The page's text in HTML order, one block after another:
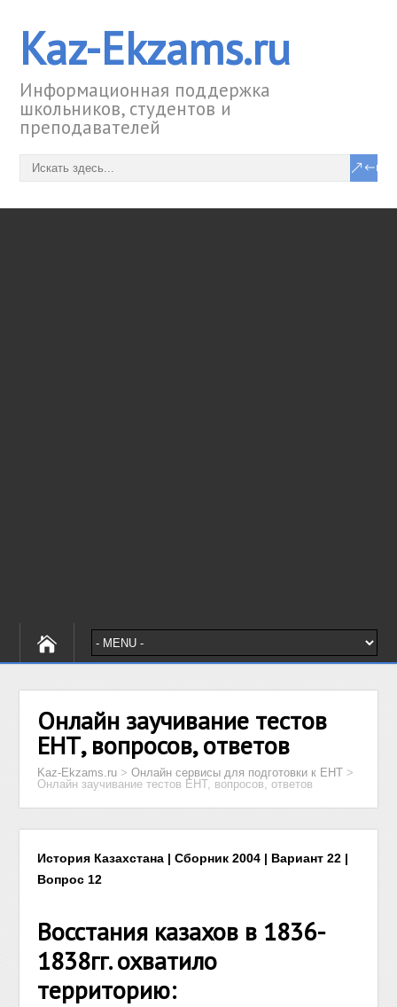
Kaz-Ekzams.ru
Информационная поддержка
школьников, студентов и
преподавателей
Онлайн заучивание тестов
ЕНТ, вопросов, ответов
Kaz-Ekzams.ru >Онлайн сервисы для подготовки к ЕНТ >
Онлайн заучивание тестов ЕНТ, вопросов, ответов
История Казахстана | Сборник 2004 | Вариант 22 |
Вопрос 12
Восстания казахов в 1836-
1838гг. охватило
территорию: